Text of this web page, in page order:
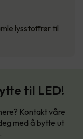
lysstoffrør til
til LED!
Kontakt våre
med å bytte ut